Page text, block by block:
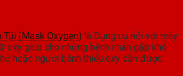
Túi (Mask Oxygen) là Dụng cụ nối với máy
oxy giúp cho những bệnh nhân gặp khó
hoặc người bệnh thiếu oxy cần được